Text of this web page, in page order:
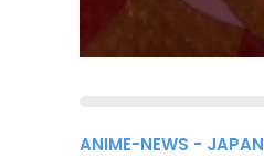
ANIME-NEWS - JAPAN